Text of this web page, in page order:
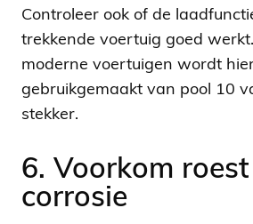
Controleer ook of de
trekkende voertuig goed
moderne voertuigen wordt
gebruikgemaakt van pool 10
stekker.
6. Voorkom roest
corrosie